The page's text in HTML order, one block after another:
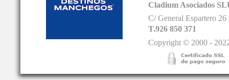
Cladium Asociados
C/ General Espartero
T.926 850 371
Copyright © 2000 -